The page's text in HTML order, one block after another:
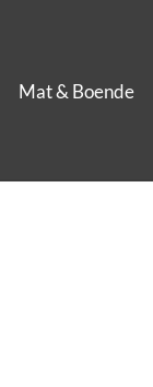
Mat & Boende